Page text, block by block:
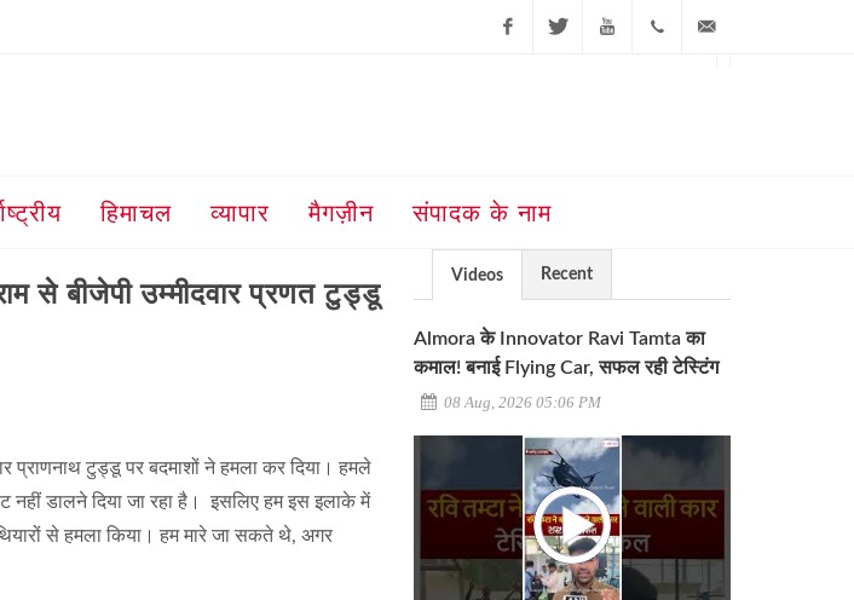
हिमाचल व्यापार मैगज़ीन संपादक के नाम
से बीजेपी उम्मीदवार प्रणत टुड्डू
प्राणनाथ टुड्डू पर बदमाशों ने हमला कर दिया। हमले
नहीं डालने दिया जा रहा है। इसलिए हम इस इलाके में
से हमला किया। हम मारे जा सकते थे, अगर
Videos Recent
Almora के Innovator Ravi Tamta का
कमाल! बनाई Flying Car, सफल रही टेस्टिंग
08 Aug, 2026 05:06 PM